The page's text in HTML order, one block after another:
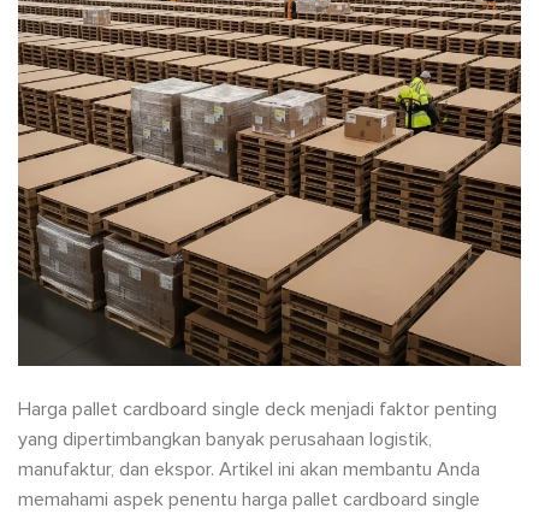
Harga pallet cardboard single deck menjadi faktor penting
yang dipertimbangkan banyak perusahaan logistik,
manufaktur, dan ekspor. Artikel ini akan membantu Anda
memahami aspek penentu harga pallet cardboard single